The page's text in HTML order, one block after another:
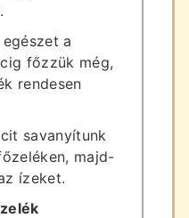
a
főzzük még,
rendesen
savanyítunk
majd-
ízeket.